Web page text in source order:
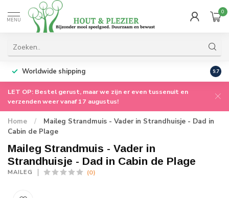
MENU
0
Worldwide shipping 9.7
LET OP: Bestel gerust, maar we zijn er even tussenuit en
verzenden weer vanaf 17 augustus!
Home /
Maileg Strandmuis - Vader in Strandhuisje - Dad in
Cabin de Plage
Maileg Strandmuis - Vader in
Strandhuisje - Dad in Cabin de Plage
MAILEG (0)